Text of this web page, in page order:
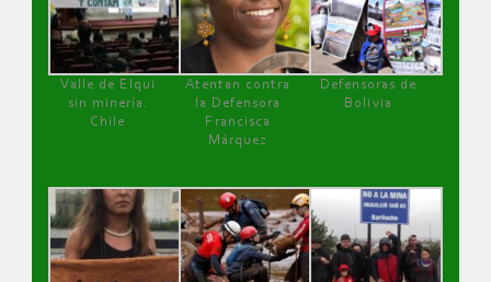
Valle de Elqui
sin minería.
Chile
Atentan contra
la Defensora
Francisca
Márquez
Defensoras de
Bolivia